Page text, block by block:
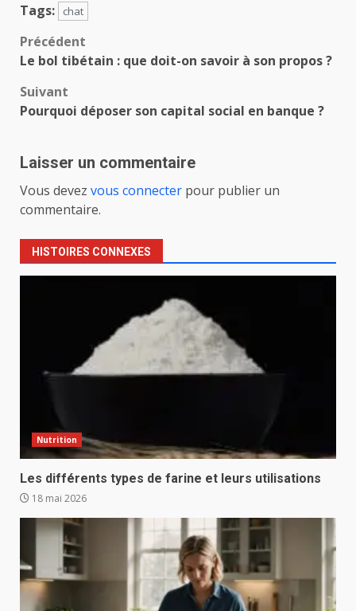
Tags: chat
Navigation
Précédent
Le bol tibétain : que doit-on savoir à son propos ?
Suivant
Pourquoi déposer son capital social en banque ?
Laisser un commentaire
Vous devez vous connecter pour publier un
commentaire.
HISTOIRES CONNEXES
Nutrition
Les différents types de farine et leurs utilisations
18 mai 2026